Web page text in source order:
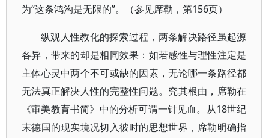
为“这条鸿沟是无限的”。（参见席勒，第156页）
纵观人性教化的探索过程，两条解决路径虽起源
各异，带来的却是相同效果：如若感性与理性注定是
主体心灵中两个不可或缺的因素，无论哪一条路径都
无法真正解决人性的完整性问题。究其根由，席勒在
《审美教育书简》中的分析可谓一针见血。从18世纪
末德国的现实境况切入彼时的思想世界，席勒明确指